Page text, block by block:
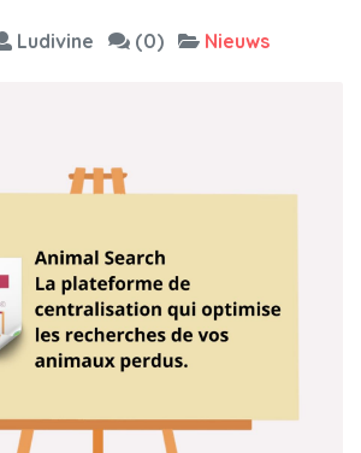
Ludivine (0) Nieuws